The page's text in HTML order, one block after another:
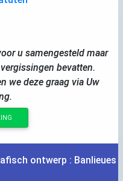
u samengesteld maar
bevatten.
we deze graag via Uw
ontwerp : Banlieues